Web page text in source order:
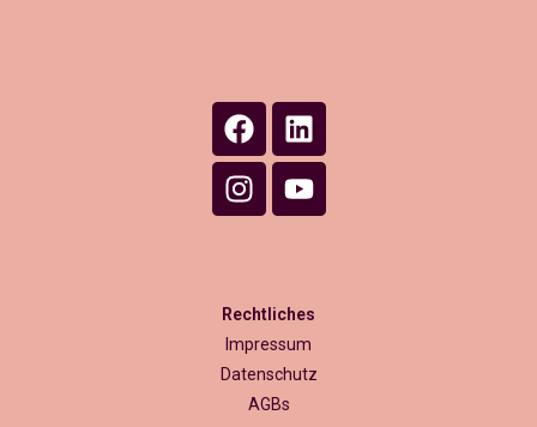
Rechtliches
Impressum
Datenschutz
AGBs